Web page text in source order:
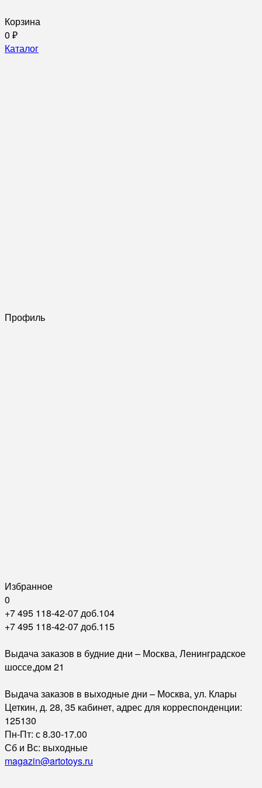
Корзина
0 ₽
Каталог
Профиль
Избранное
0
+7 495 118-42-07 доб.104
+7 495 118-42-07 доб.115
Выдача заказов в будние дни – Москва, Ленинградское
шоссе,дом 21
Выдача заказов в выходные дни – Москва, ул. Клары
Цеткин, д. 28, 35 кабинет, адрес для корреспонденции:
125130
Пн-Пт: с 8.30-17.00
Сб и Вс: выходные
magazin@artotoys.ru